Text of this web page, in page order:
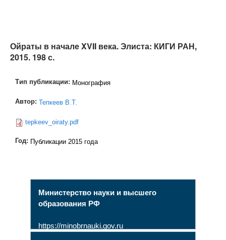
Ойраты в начале XVII века. Элиста: КИГИ РАН,
2015. 198 с.
Тип публикации: Монография
Автор: Тепкеев В.Т.
tepkeev_oiraty.pdf
Год: Публикации 2015 года
Министерство науки и высшего
образования РФ
https://minobrnauki.gov.ru